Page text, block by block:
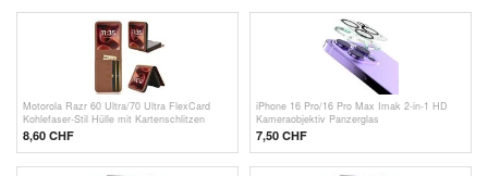
Motorola Razr 60 Ultra/70 Ultra FlexCard
Kohlefaser-Stil Hülle mit Kartenschlitzen
8,60 CHF
iPhone 16 Pro/16 Pro Max Imak 2-in-1 HD
Kameraobjektiv Panzerglas
7,50 CHF